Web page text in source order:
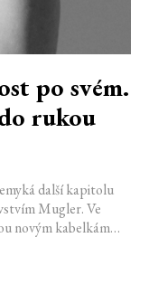
po svém.
rukou
další kapitolu
Mugler. Ve
novým kabelkám
minulosti a dávných